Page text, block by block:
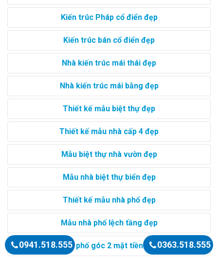
Kiến trúc Pháp cổ điển đẹp
Kiến trúc bán cổ điển đẹp
Nhà kiến trúc mái thái đẹp
Nhà kiến trúc mái bằng đẹp
Thiết kế mẫu biệt thự đẹp
Thiết kế mẫu nhà cấp 4 đẹp
Mẫu biệt thự nhà vườn đẹp
Mẫu nhà biệt thự biển đẹp
Thiết kế mẫu nhà phố đẹp
Mẫu nhà phố lệch tầng đẹp
Nhà phố góc 2 mặt tiền đẹp
0941.518.555 0363.518.555